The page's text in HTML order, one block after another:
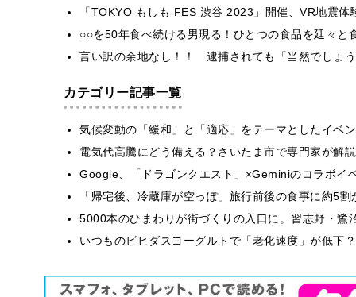
「TOKYO もしも FES 渋谷 2023」開催、VR地震
○○を50年食べ続ける男現る！ひとつの食品を延々と
言い訳の余地なし！！ 逮捕されても「当然でしょ
カテゴリー記事一覧
気候変動の「緩和」と「適応」をテーマとしたイベ
電気代高騰にどう備える？さいたま市で専門家が解
Google、「ドラゴンクエスト」×Geminiのコラボイ
「帰宅後、冷蔵庫が空っぽ」旅行前後の食事に約5
5000本のひまわりが街づくりの入口に。習志野・
いつものビヒダスヨーグルトで「老化速度」が低